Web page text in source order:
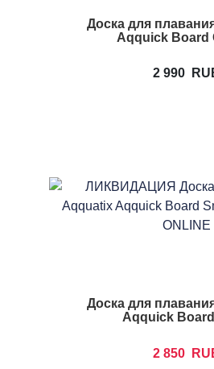
Доска для
Aqquick Board
2 990
Доска для
Aqquick Board
2 850